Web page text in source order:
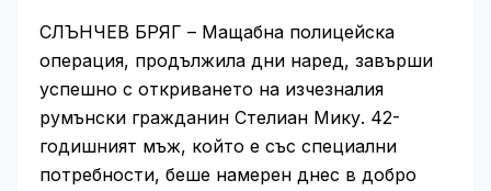
СЛЪНЧЕВ БРЯГ – Мащабна полицейска
операция, продължила дни наред, завърши
успешно с откриването на изчезналия
румънски гражданин Стелиан Мику. 42-
годишният мъж, който е със специални
потребности, беше намерен днес в добро